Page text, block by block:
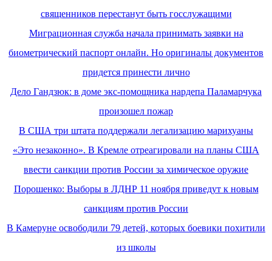
священников перестанут быть госслужащими
Миграционная служба начала принимать заявки на
биометрический паспорт онлайн. Но оригиналы документов
придется принести лично
Дело Гандзюк: в доме экс-помощника нардепа Паламарчука
произошел пожар
В США три штата поддержали легализацию марихуаны
«Это незаконно». В Кремле отреагировали на планы США
ввести санкции против России за химическое оружие
Порошенко: Выборы в ЛДНР 11 ноября приведут к новым
санкциям против России
В Камеруне освободили 79 детей, которых боевики похитили
из школы